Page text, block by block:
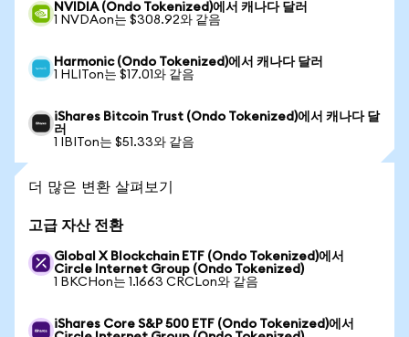
NVIDIA (Ondo Tokenized)에서 캐나다 달러
1 NVDAon는 $308.92와 같음
Harmonic (Ondo Tokenized)에서 캐나다 달러
1 HLITon는 $17.01와 같음
iShares Bitcoin Trust (Ondo Tokenized)에서 캐나다 달
러
1 IBITon는 $51.33와 같음
더 많은 변환 살펴보기
고급 자산 전환
Global X Blockchain ETF (Ondo Tokenized)에서
Circle Internet Group (Ondo Tokenized)
1 BKCHon는 1.1663 CRCLon와 같음
iShares Core S&P 500 ETF (Ondo Tokenized)에서